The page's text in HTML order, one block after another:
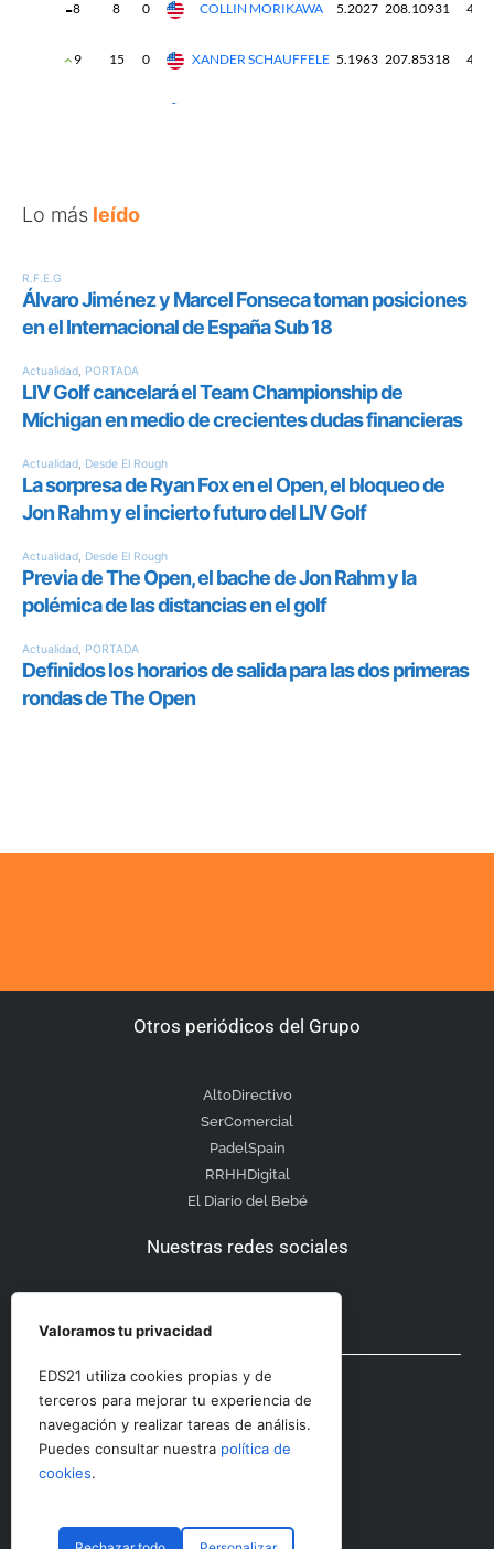
Lo más leído
Otros periódicos del Grupo
AltoDirectivo
SerComercial
PadelSpain
RRHHDigital
El Diario del Bebé
Nuestras redes sociales
Otras secciones
Contacto
Valoramos tu privacidad
EDS21 utiliza cookies propias y de
terceros para mejorar tu experiencia de
navegación y realizar tareas de análisis.
Puedes consultar nuestra política de
cookies.